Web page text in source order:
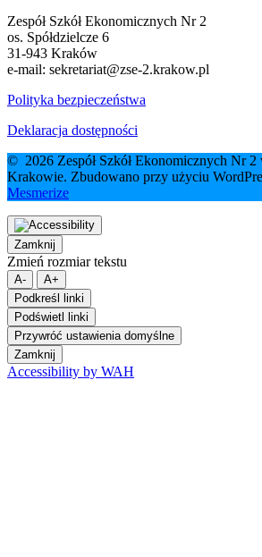
Zespół Szkół Ekonomicznych Nr 2
os. Spółdzielcze 6
31-943 Kraków
e-mail: sekretariat@zse-2.krakow.pl
Polityka bezpieczeństwa
Deklaracja dostępności
© 2026 Zespół Szkół Ekonomicznych Nr 2
Krakowie. Zbudowano przy użyciu
Mesmerize
Zamknij
Zmień rozmiar tekstu
A-
A+
Podkreśl linki
Podświetl linki
Przywróć ustawienia domyślne
Zamknij
Accessibility by WAH